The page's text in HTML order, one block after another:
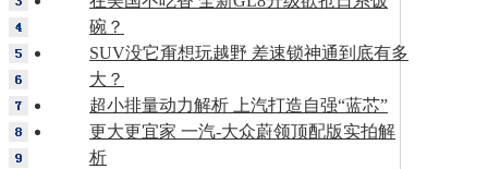
碗？
SUV没它甭想玩越野 差速锁神通到底有多
大？
超小排量动力解析 上汽打造自强“蓝芯”
更大更宜家 一汽-大众蔚领顶配版实拍解
析